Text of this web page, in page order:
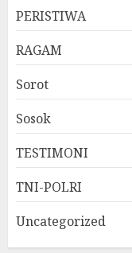
PERISTIWA
RAGAM
Sorot
Sosok
TESTIMONI
TNI-POLRI
Uncategorized